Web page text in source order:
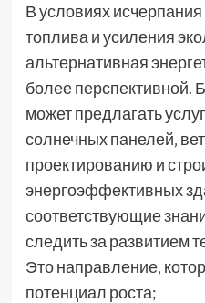
В условиях
топлива и усиления
альтернативная
более перспективной.
может предлагать
солнечных панелей‚
проектированию и
энергоэффективных
соответствующие
следить за развитием
Это направление‚
потенциал роста;